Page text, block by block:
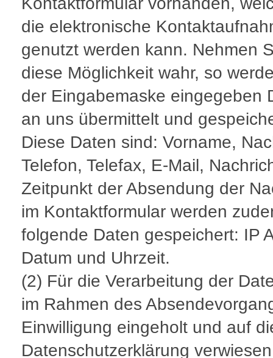
die elektronische
genutzt werden kann. Nehmen
diese Möglichkeit wahr, so
der Eingabemaske eingegeben
an uns übermittelt und
Diese Daten sind: Vorname,
Telefon, Telefax, E-Mail,
Zeitpunkt der Absendung der
im Kontaktformular werden
folgende Daten gespeichert: IP
Datum und Uhrzeit.
(2) Für die Verarbeitung der
im Rahmen des
Einwilligung eingeholt und auf
Datenschutzerklärung